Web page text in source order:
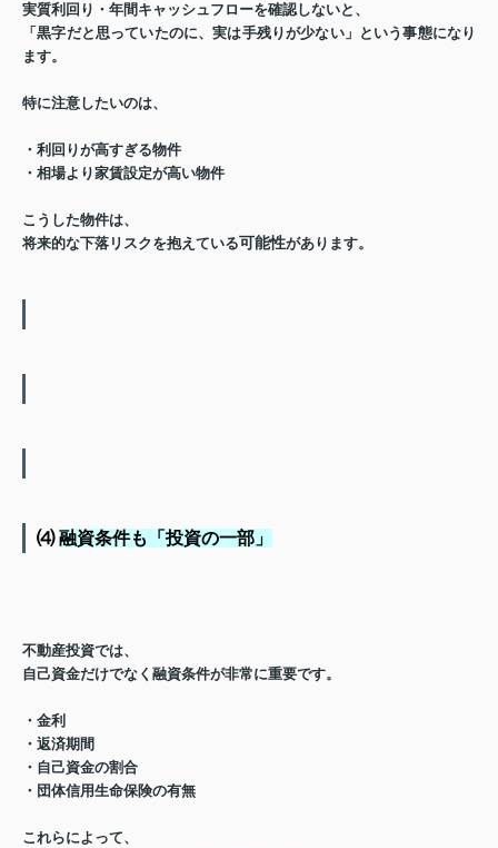
実質利回り・年間キャッシュフローを確認しないと、
「黒字だと思っていたのに、実は手残りが少ない」 という事態になり
ます。
特に注意したいのは、
・利回りが高すぎる物件
・相場より家賃設定が高い物件
こうした物件は、
将来的な下落リスクを抱えている可能性があります。
⑷融資条件も「投資の一部」
不動産投資では、
自己資金だけでなく 融資条件が非常に重要です。
・金利
・返済期間
・自己資金の割合
・団体信用生命保険の有無
これらによって、